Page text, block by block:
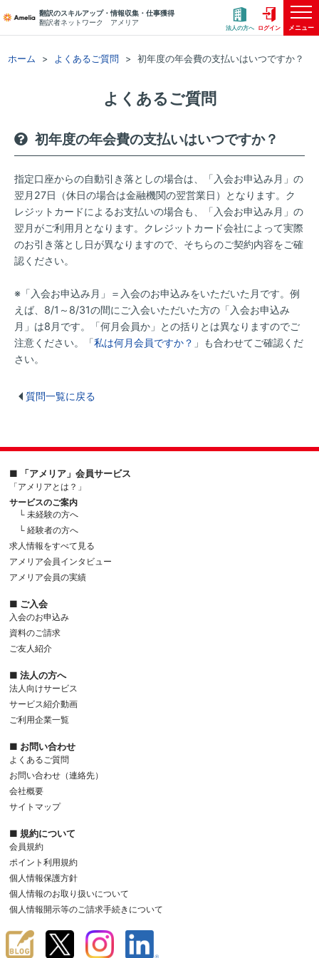
翻訳のスキルアップ・情報収集・仕事獲得
翻訳者ネットワーク アメリア
法人の方へ ログイン メニュー
ホーム よくあるご質問 初年度の年会費の支払いはいつですか？
よくあるご質問
初年度の年会費の支払いはいつですか？
指定口座からの自動引き落としの場合は、「入会お申込み月」の
翌月27日（休日の場合は金融機関の翌営業日）となります。ク
レジットカードによるお支払いの場合も、「入会お申込み月」の
翌月がご利用月となります。クレジットカード会社によって実際
のお引き落とし日が異なりますので、そちらのご契約内容をご確
認ください。
※「入会お申込み月」＝入会のお申込みをいただいた月です。例
えば、8/1～8/31の間にご入会いただいた方の「入会お申込み
月」は8月です。「何月会員か」との括りとは異なりますのでご
注意ください。「私は何月会員ですか？ 」も合わせてご確認くだ
さい。
質問一覧に戻る
■ 「アメリア」会員サービス
「アメリアとは？」
サービスのご案内
└ 未経験の方へ
└ 経験者の方へ
求人情報をすべて見る
アメリア会員インタビュー
アメリア会員の実績
■ ご入会
入会のお申込み
資料のご請求
ご友人紹介
■ 法人の方へ
法人向けサービス
サービス紹介動画
ご利用企業一覧
■ お問い合わせ
よくあるご質問
お問い合わせ（連絡先）
会社概要
サイトマップ
■ 規約について
会員規約
ポイント利用規約
個人情報保護方針
個人情報のお取り扱いについて
個人情報開示等のご請求手続きについて